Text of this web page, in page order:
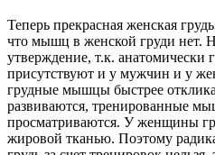
Теперь прекрасная женская
что мышц в женской груди нет.
утверждение, т.к.
присутствуют и у мужчин и у
грудные мышцы быстрее
развиваются, тренированные
просматриваются. У женщины
жировой тканью. Поэтому